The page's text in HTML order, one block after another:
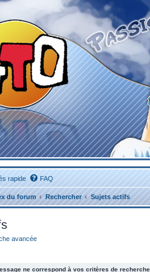
rapide FAQ
du forum Rechercher Sujets actifs
avancée
ne correspond à vos critères de